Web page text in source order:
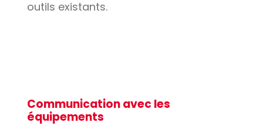
outils existants.
Communication avec les
équipements